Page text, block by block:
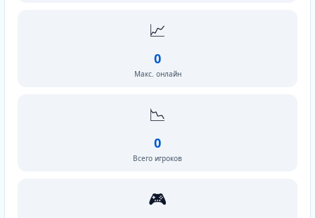
📈
0
Макс. онлайн
📉
0
Всего игроков
🎮